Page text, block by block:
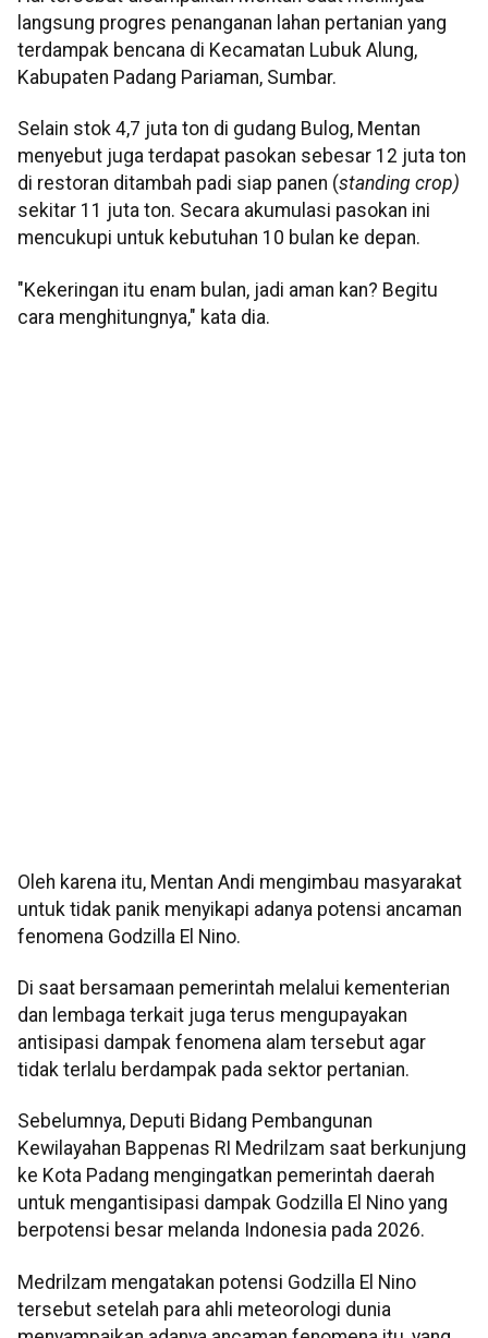
langsung progres penanganan lahan pertanian yang
terdampak bencana di Kecamatan Lubuk Alung,
Kabupaten Padang Pariaman, Sumbar.
Selain stok 4,7 juta ton di gudang Bulog, Mentan
menyebut juga terdapat pasokan sebesar 12 juta ton
di restoran ditambah padi siap panen (standing crop)
sekitar 11 juta ton. Secara akumulasi pasokan ini
mencukupi untuk kebutuhan 10 bulan ke depan.
"Kekeringan itu enam bulan, jadi aman kan? Begitu
cara menghitungnya," kata dia.
Oleh karena itu, Mentan Andi mengimbau masyarakat
untuk tidak panik menyikapi adanya potensi ancaman
fenomena Godzilla El Nino.
Di saat bersamaan pemerintah melalui kementerian
dan lembaga terkait juga terus mengupayakan
antisipasi dampak fenomena alam tersebut agar
tidak terlalu berdampak pada sektor pertanian.
Sebelumnya, Deputi Bidang Pembangunan
Kewilayahan Bappenas RI Medrilzam saat berkunjung
ke Kota Padang mengingatkan pemerintah daerah
untuk mengantisipasi dampak Godzilla El Nino yang
berpotensi besar melanda Indonesia pada 2026.
Medrilzam mengatakan potensi Godzilla El Nino
tersebut setelah para ahli meteorologi dunia